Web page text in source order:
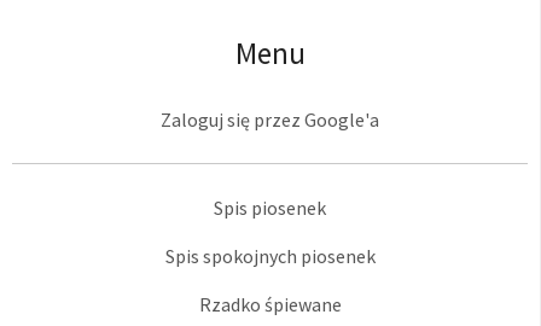
Menu
Zaloguj się przez Google'a
Spis piosenek
Spis spokojnych piosenek
Rzadko śpiewane